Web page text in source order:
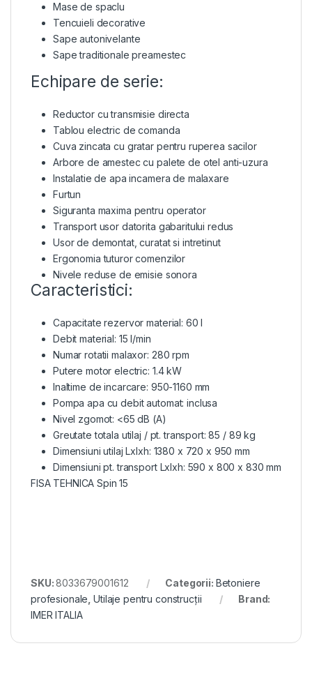
Mase de spaclu
Tencuieli decorative
Sape autonivelante
Sape traditionale preamestec
Echipare de serie:
Reductor cu transmisie directa
Tablou electric de comanda
Cuva zincata cu gratar pentru ruperea sacilor
Arbore de amestec cu palete de otel anti-uzura
Instalatie de apa incamera de malaxare
Furtun
Siguranta maxima pentru operator
Transport usor datorita gabaritului redus
Usor de demontat, curatat si intretinut
Ergonomia tuturor comenzilor
Nivele reduse de emisie sonora
Caracteristici:
Capacitate rezervor material: 60 l
Debit material: 15 l/min
Numar rotatii malaxor: 280 rpm
Putere motor electric: 1.4 kW
Inaltime de incarcare: 950-1160 mm
Pompa apa cu debit automat: inclusa
Nivel zgomot: <65 dB (A)
Greutate totala utilaj / pt. transport: 85 / 89 kg
Dimensiuni utilaj Lxlxh: 1380 x 720 x 950 mm
Dimensiuni pt. transport Lxlxh: 590 x 800 x 830 mm
FISA TEHNICA Spin 15
SKU:8033679001612 Categorii: Betoniere
profesionale ,Utilaje pentru construcții
Brand:
IMER ITALIA